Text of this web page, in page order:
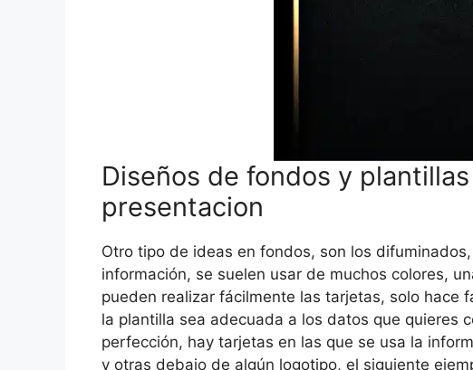
Diseños de fondos y
presentacion
Otro tipo de ideas en fondos, son los
información, se suelen usar de muchos colores,
pueden realizar fácilmente las tarjetas, solo hace
la plantilla sea adecuada a los datos que quieres
perfección, hay tarjetas en las que se usa la
y otras debajo de algún logotipo, el siguiente